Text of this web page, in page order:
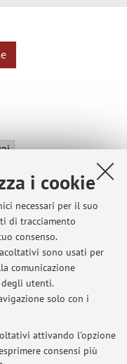
i cookie
necessari per il suo
di tracciamento
consenso.
sono usati per
comunicazione
utenti.
solo con i
attivando l'opzione
consensi più
l'A.A.2026-2027
avvisi.